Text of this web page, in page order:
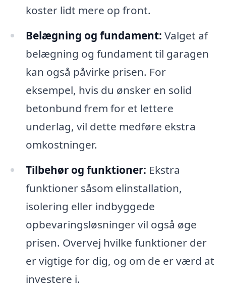
koster lidt mere op front.
Belægning og fundament: Valget af
belægning og fundament til garagen
kan også påvirke prisen. For
eksempel, hvis du ønsker en solid
betonbund frem for et lettere
underlag, vil dette medføre ekstra
omkostninger.
Tilbehør og funktioner: Ekstra
funktioner såsom elinstallation,
isolering eller indbyggede
opbevaringsløsninger vil også øge
prisen. Overvej hvilke funktioner der
er vigtige for dig, og om de er værd at
investere i.